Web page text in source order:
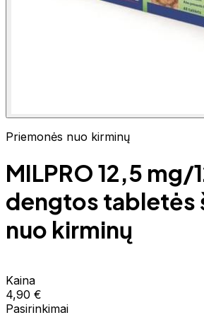
Priemonės nuo kirminų
MILPRO 12,5 mg/
dengtos tabletės
nuo kirminų
Kaina
4,90 €
Pasirinkimai